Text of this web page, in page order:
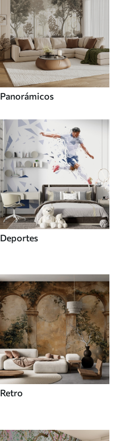
Panorámicos
Deportes
Retro